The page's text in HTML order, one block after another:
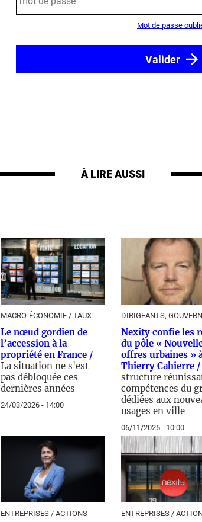
Mot de passe
À LIRE AUSSI
MACRO-ÉCONOMIE / TAUX
Le nœud gordien de
l’accession à la
propriété en France /
La situation ne s'est
pas débloquée ces
dernières années
24/03/2026 - 14:00
DIRIGEANTS,
Nexity confie les
du pôle «
offres urbaines »
Thierry Cahierre /
structure
compétences du
dédiées aux
usages en ville
06/11/2025 - 10:00
ENTREPRISES / ACTIONS ENTREPRISES /